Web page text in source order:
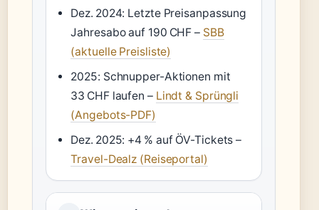
Dez. 2024: Letzte Preisanpassung
Jahresabo auf 190 CHF – SBB
(aktuelle Preisliste)
2025: Schnupper-Aktionen mit
33 CHF laufen – Lindt & Sprüngli
(Angebots-PDF)
Dez. 2025: +4 % auf ÖV-Tickets –
Travel-Dealz (Reiseportal)